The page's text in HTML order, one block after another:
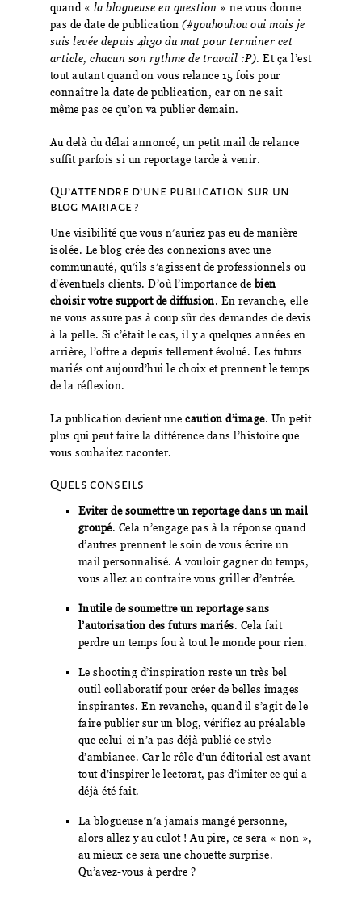
quand « la blogueuse en question » ne vous donne
pas de date de publication (#youhouhou oui mais je
suis levée depuis 4h30 du mat pour terminer cet
article, chacun son rythme de travail :P). Et ça l’est
tout autant quand on vous relance 15 fois pour
connaître la date de publication, car on ne sait
même pas ce qu’on va publier demain.
Au delà du délai annoncé, un petit mail de relance
suffit parfois si un reportage tarde à venir.
Qu’attendre d’une publication sur un
blog mariage ?
Une visibilité que vous n’auriez pas eu de manière
isolée. Le blog crée des connexions avec une
communauté, qu’ils s’agissent de professionnels ou
d’éventuels clients. D’où l’importance debien
choisir votre support de diffusion. En revanche, elle
ne vous assure pas à coup sûr des demandes de devis
à la pelle. Si c’était le cas, il y a quelques années en
arrière, l’offre a depuis tellement évolué. Les futurs
mariés ont aujourd’hui le choix et prennent le temps
de la réflexion.
La publication devient une caution d’image. Un petit
plus qui peut faire la différence dans l’histoire que
vous souhaitez raconter.
Quels conseils
Eviter de soumettre un reportage dans un mail
groupé. Cela n’engage pas à la réponse quand
d’autres prennent le soin de vous écrire un
mail personnalisé. A vouloir gagner du temps,
vous allez au contraire vous griller d’entrée.
Inutile de soumettre un reportage sans
l’autorisation des futurs mariés. Cela fait
perdre un temps fou à tout le monde pour rien.
Le shooting d’inspiration reste un très bel
outil collaboratif pour créer de belles images
inspirantes. En revanche, quand il s’agit de le
faire publier sur un blog, vérifiez au préalable
que celui-ci n’a pas déjà publié ce style
d’ambiance. Car le rôle d’un éditorial est avant
tout d’inspirer le lectorat, pas d’imiter ce qui a
déjà été fait.
La blogueuse n’a jamais mangé personne,
alors allez y au culot ! Au pire, ce sera « non »,
au mieux ce sera une chouette surprise.
Qu’avez-vous à perdre ?